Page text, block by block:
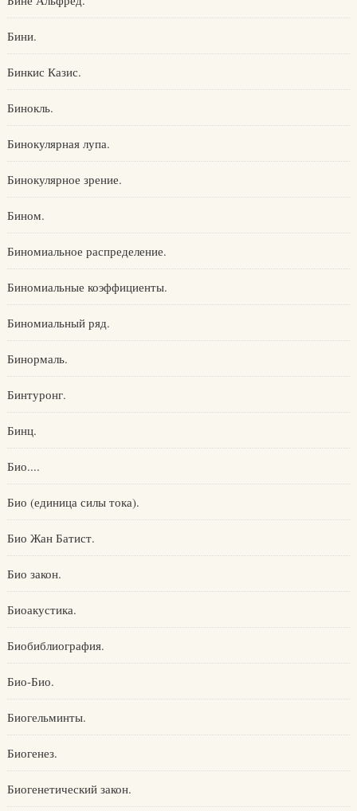
Бини.
Бинкис Казис.
Бинокль.
Бинокулярная лупа.
Бинокулярное зрение.
Бином.
Биномиальное распределение.
Биномиальные коэффициенты.
Биномиальный ряд.
Бинормаль.
Бинтуронг.
Бинц.
Био....
Био (единица силы тока).
Био Жан Батист.
Био закон.
Биоакустика.
Биобиблиография.
Био-Био.
Биогельминты.
Биогенез.
Биогенетический закон.